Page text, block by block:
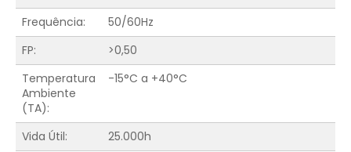
Frequência:
50/60Hz
FP:
>0,50
Temperatura
Ambiente
(TA):
-15°C a +40°C
Vida Útil:
25.000h